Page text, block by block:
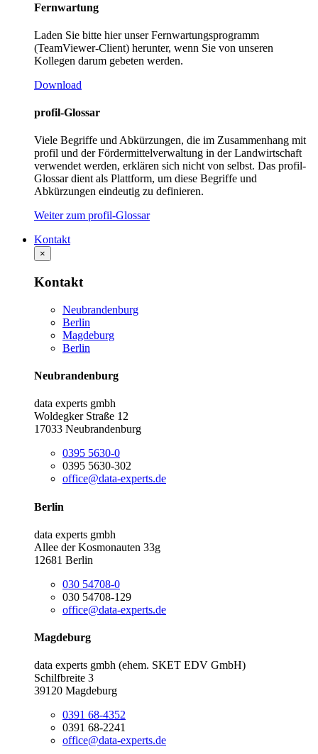
Fernwartung
Laden Sie bitte hier unser Fernwartungsprogramm
(TeamViewer-Client) herunter, wenn Sie von unseren
Kollegen darum gebeten werden.
Download
profil-Glossar
Viele Begriffe und Abkürzungen, die im Zusammenhang mit
profil und der Fördermittelverwaltung in der Landwirtschaft
verwendet werden, erklären sich nicht von selbst. Das profil-
Glossar dient als Plattform, um diese Begriffe und
Abkürzungen eindeutig zu definieren.
Weiter zum profil-Glossar
Kontakt
×
Kontakt
Neubrandenburg
Berlin
Magdeburg
Berlin
Neubrandenburg
data experts gmbh
Woldegker Straße 12
17033 Neubrandenburg
0395 5630-0
0395 5630-302
office@data-experts.de
Berlin
data experts gmbh
Allee der Kosmonauten 33g
12681 Berlin
030 54708-0
030 54708-129
office@data-experts.de
Magdeburg
data experts gmbh (ehem. SKET EDV GmbH)
Schilfbreite 3
39120 Magdeburg
0391 68-4352
0391 68-2241
office@data-experts.de